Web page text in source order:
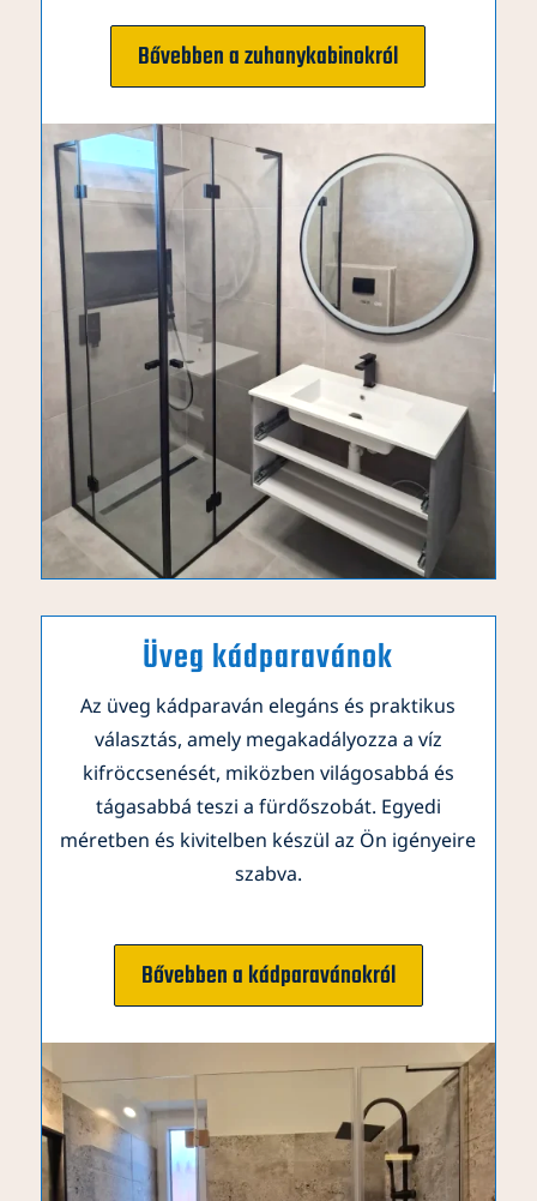
Bővebben a zuhanykabinokról
Üveg kádparavánok
Az üveg kádparaván elegáns és praktikus
választás, amely megakadályozza a víz
kifröccsenését, miközben világosabbá és
tágasabbá teszi a fürdőszobát. Egyedi
méretben és kivitelben készül az Ön igényeire
szabva.
Bővebben a kádparavánokról